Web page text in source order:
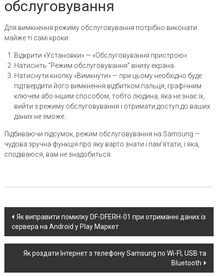
обслуговування
Для вимкнення режиму обслуговування потрібно виконати
майже ті самі кроки:
Відкрити «Установки» — «Обслуговування пристрою».
Натисніть “Режим обслуговування” внизу екрана.
Натиснути кнопку «Вимкнути» — при цьому необхідно буде
підтвердити його вимкнення відбитком пальця, графічним
ключем або іншим способом, тобто людина, яка не знає їх,
вийти з режиму обслуговування і отримати доступ до ваших
даних не зможе.
Підбиваючи підсумок, режим обслуговування на Samsung —
чудова зручна функція про яку варто знати і пам’ятати, і яка,
сподіваюся, вам не знадобиться.
Post
navigation
Як виправити помилку DF-DFERH-01 при отриманні даних із
сервера на Android у Play Маркет
Як роздати Інтернет з телефону Samsung по Wi-FI, USB та
Bluetooth